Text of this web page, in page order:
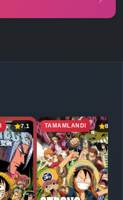
7.1 TAMAMLANDI 8.0